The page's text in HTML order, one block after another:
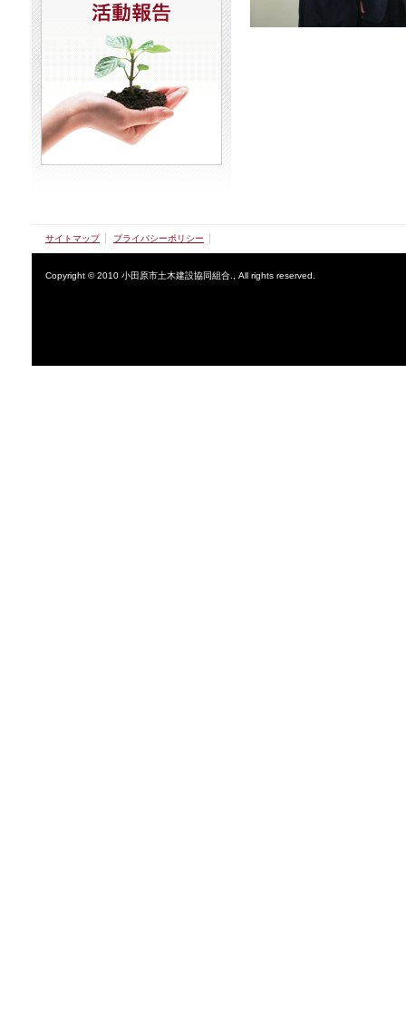
サイトマップ プライバシーポリシー
Copyright © 2010 小田原市土木建設協同組合., All rights reserved.